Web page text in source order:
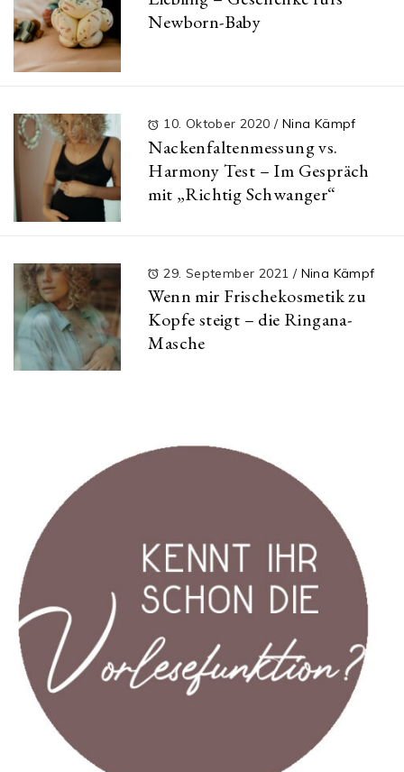
Newborn-Baby
10. Oktober 2020 / Nina Kämpf
Nackenfaltenmessung vs.
Harmony Test – Im Gespräch
mit „Richtig Schwanger“
29. September 2021 / Nina Kämpf
Wenn mir Frischekosmetik zu
Kopfe steigt – die Ringana-
Masche